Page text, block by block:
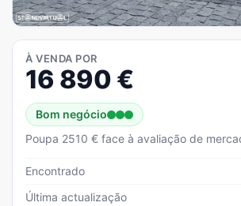
À VENDA POR
16 890 €
Bom negócio
Poupa 2510 € face à avaliação de
Encontrado
Última actualização